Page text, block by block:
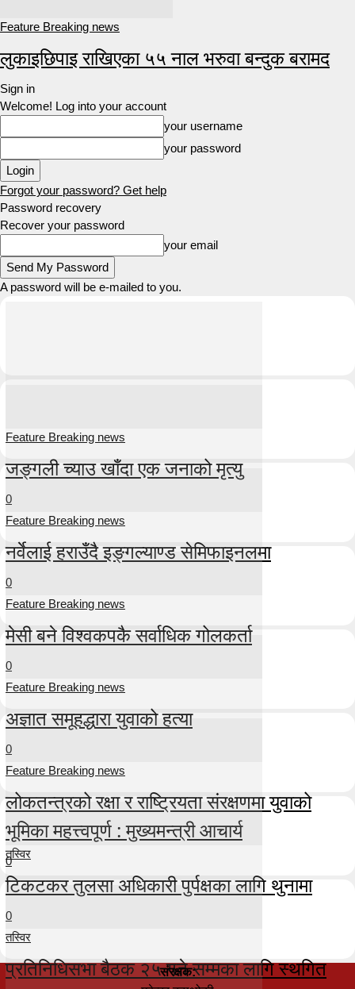
Feature Breaking news
लुकाइछिपाइ राखिएका ५५ नाल भरुवा बन्दुक बरामद
Sign in
Welcome! Log into your account
your username
your password
Forgot your password? Get help
Password recovery
Recover your password
your email
A password will be e-mailed to you.
Feature Breaking news
जङ्गली च्याउ खाँदा एक जनाको मृत्यु
0
Feature Breaking news
नर्वेलाई हराउँदै इङ्गल्याण्ड सेमिफाइनलमा
0
Feature Breaking news
मेसी बने विश्वकपकै सर्वाधिक गोलकर्ता
0
Feature Breaking news
अज्ञात समूहद्धारा युवाको हत्या
0
Feature Breaking news
लोकतन्त्रको रक्षा र राष्ट्रियता संरक्षणमा युवाको
भूमिका महत्त्वपूर्ण : मुख्यमन्त्री आचार्य
0
तस्विर
टिकटकर तुलसा अधिकारी पुर्पक्षका लागि थुनामा
0
तस्विर
प्रतिनिधिसभा बैठक २५ गते सम्मका लागि स्थगित
संरक्षक: